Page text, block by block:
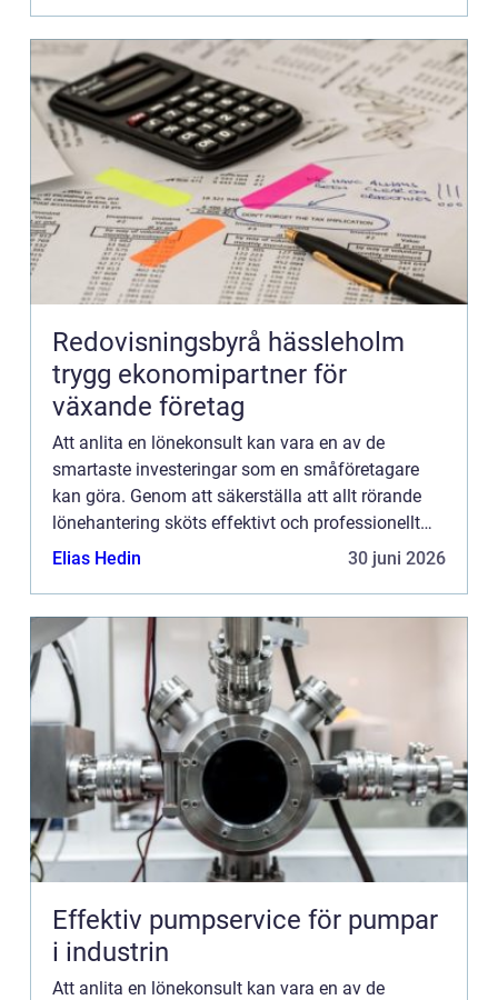
Redovisningsbyrå hässleholm
trygg ekonomipartner för
växande företag
Att anlita en lönekonsult kan vara en av de
smartaste investeringar som en småföretagare
kan göra. Genom att säkerställa att allt rörande
lönehantering sköts effektivt och professionellt
hjälper en l...
Elias Hedin 30 juni 2026
Effektiv pumpservice för pumpar
i industrin
Att anlita en lönekonsult kan vara en av de